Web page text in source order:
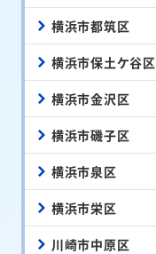
横浜市都筑区
横浜市保土ケ谷区
横浜市金沢区
横浜市磯子区
横浜市泉区
横浜市栄区
川崎市中原区